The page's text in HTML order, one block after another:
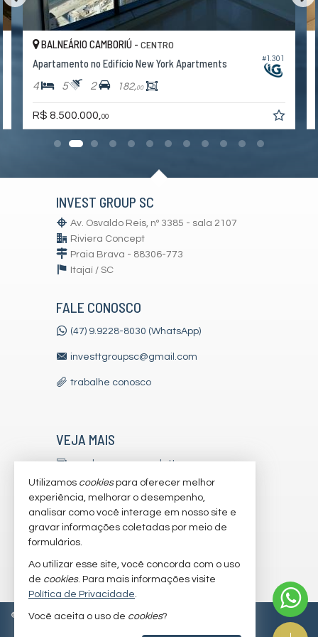
Câmeras de Segurança
Elevador
Espaço Zen
Pìscina Térmica
Sala de Reunião
Entrada para Banhistas
Hall Decorado e Mobiliado
Estar Social
Acessibilidade para PNE
#1.301
BALNEÁRIO CAMBORIÚ -CENTRO
Apartamento no Edifício New York Apartments
4 5 2 182,00
R$ 8.500.000,00
INVEST GROUP SC
Av. Osvaldo Reis, nº 3385 - sala 2107
Riviera Concept
Praia Brava - 88306-773
Itajaí / SC
FALE CONOSCO
(47) 9.9228-8030 (WhatsApp)
investtgroupsc@gmail.com
trabalhe conosco
VEJA MAIS
receba nosso newsletter
indicadores financeiros
cadastre seu imóvel
imóveis favoritos
mapa de imóveis
© 2026 CRECI/SC 7179-J Política de Privacidade
Utilizamos cookiespara oferecer melhor
experiência, melhorar o desempenho,
analisar como você interage em nosso site e
gravar informações coletadas por meio de
formulários.
Ao utilizar esse site, você concorda com o uso
de cookies. Para mais informações visite
Política de Privacidade.
Você aceita o uso de cookies?